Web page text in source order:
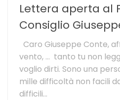
Lettera aperta al
Consiglio
Caro Giuseppe Conte,
vento, … tanto tu non
voglio dirti. Sono una
mille difficoltà non facili
difficili...